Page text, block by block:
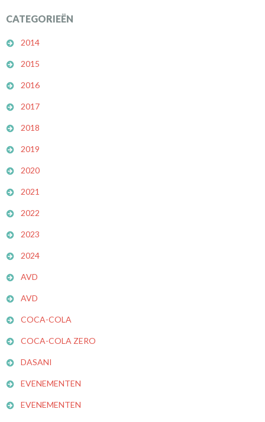
CATEGORIEËN
2014
2015
2016
2017
2018
2019
2020
2021
2022
2023
2024
AVD
AVD
COCA-COLA
COCA-COLA ZERO
DASANI
EVENEMENTEN
EVENEMENTEN